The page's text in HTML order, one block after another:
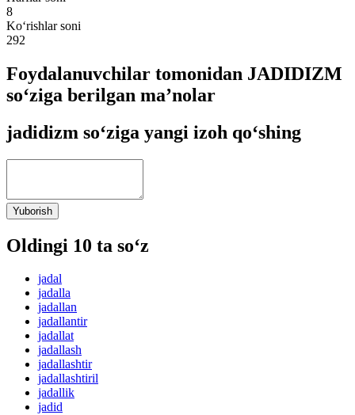
8
Ko‘rishlar soni
292
Foydalanuvchilar tomonidan JADIDIZM
so‘ziga berilgan ma’nolar
jadidizm so‘ziga yangi izoh qo‘shing
Yuborish
Oldingi 10 ta so‘z
jadal
jadalla
jadallan
jadallantir
jadallat
jadallash
jadallashtir
jadallashtiril
jadallik
jadid